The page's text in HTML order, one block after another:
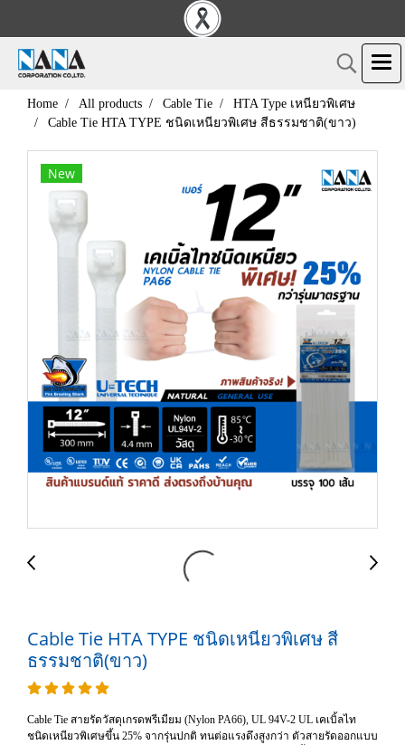
Home All products Cable Tie
HTA Type เหนียวพิเศษ
Cable Tie HTA TYPE ชนิดเหนียวพิเศษ สีธรรมชาติ(ขาว)
New
Cable Tie HTA TYPE ชนิดเหนียวพิเศษ สี
ธรรมชาติ(ขาว)
Cable Tie สายรัดวัสดุเกรดพรีเมียม (Nylon PA66), UL 94V-2 UL เคเบิ้ลไท
ชนิดเหนียวพิเศษขึ้น 25% จากรุ่นปกติ ทนต่อแรงดึงสูงกว่า ตัวสายรัดออกแบบ